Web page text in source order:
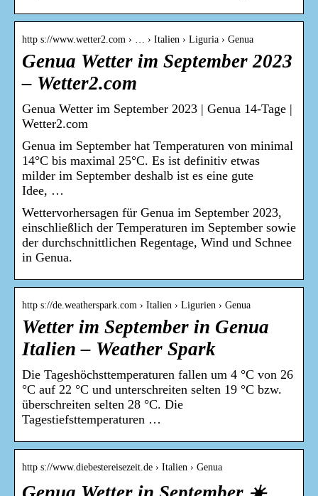
http s://www.wetter2.com › … › Italien › Liguria › Genua
Genua Wetter im September 2023
– Wetter2.com
Genua Wetter im September 2023 | Genua 14-Tage |
Wetter2.com
Genua im September hat Temperaturen von minimal
14°C bis maximal 25°C. Es ist definitiv etwas
milder im September deshalb ist es eine gute
Idee, …
Wettervorhersagen für Genua im September 2023,
einschließlich der Temperaturen im September sowie
der durchschnittlichen Regentage, Wind und Schnee
in Genua.
http s://de.weatherspark.com › Italien › Ligurien › Genua
Wetter im September in Genua
Italien – Weather Spark
Die Tageshöchsttemperaturen fallen um 4 °C von 26
°C auf 22 °C und unterschreiten selten 19 °C bzw.
überschreiten selten 28 °C. Die
Tagestiefsttemperaturen …
http s://www.diebestereisezeit.de › Italien › Genua